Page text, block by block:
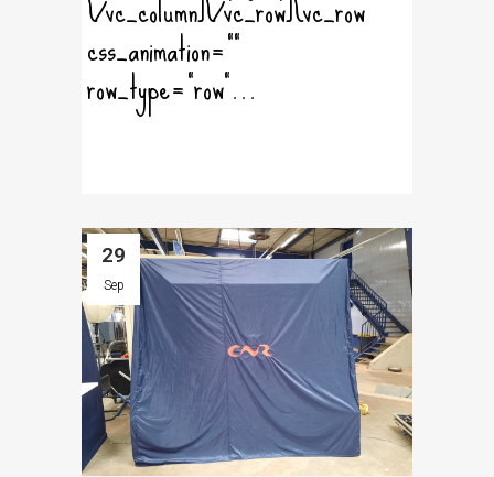
css_animation=""
row_type="row"...
29
Sep